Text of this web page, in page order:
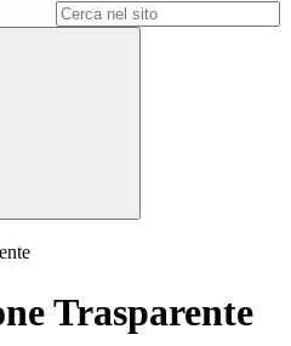
Trasparente